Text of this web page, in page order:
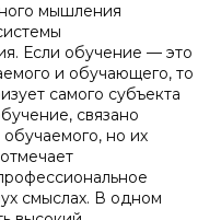
мышления
Если обучение — это
и обучающего, то
самого субъекта
связано
но их
смыслах. В одном